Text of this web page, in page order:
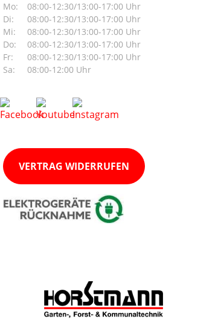
Mo:
08:00-12:30/13:00-17:00 Uhr
Di:
08:00-12:30/13:00-17:00 Uhr
Mi:
08:00-12:30/13:00-17:00 Uhr
Do:
08:00-12:30/13:00-17:00 Uhr
Fr:
08:00-12:30/13:00-17:00 Uhr
Sa:
08:00-12:00 Uhr
VERTRAG WIDERRUFEN